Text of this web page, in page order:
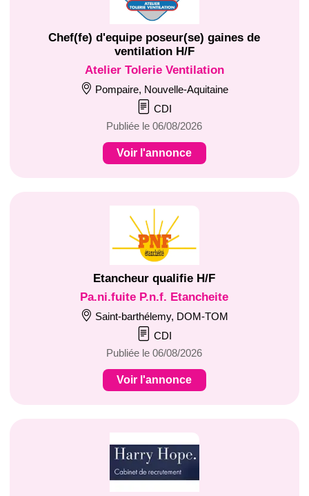
Chef(fe) d'equipe poseur(se) gaines de
ventilation H/F
Atelier Tolerie Ventilation
Pompaire, Nouvelle-Aquitaine
CDI
Publiée le 06/08/2026
Voir l'annonce
Etancheur qualifie H/F
Pa.ni.fuite P.n.f. Etancheite
Saint-barthélemy, DOM-TOM
CDI
Publiée le 06/08/2026
Voir l'annonce